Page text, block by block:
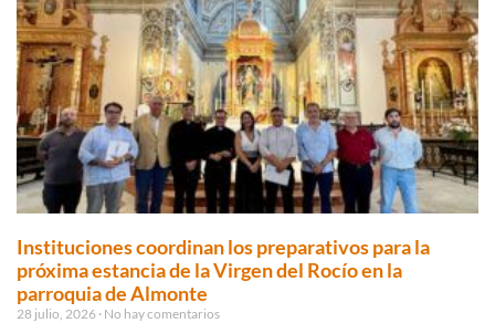
Instituciones coordinan los preparativos para la
próxima estancia de la Virgen del Rocío en la
parroquia de Almonte
28 julio, 2026 No hay comentarios